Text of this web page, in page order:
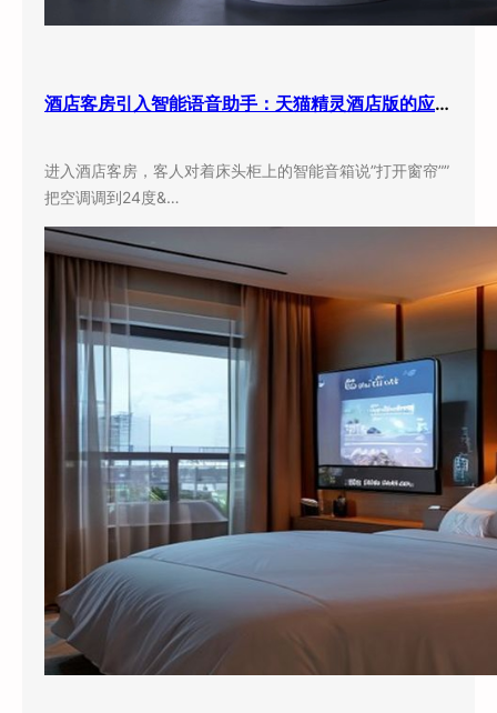
酒店客房引入智能语音助手：天猫精灵酒店版的应用现状与实际效果
进入酒店客房，客人对着床头柜上的智能音箱说”打开窗帘””
把空调调到24度&…